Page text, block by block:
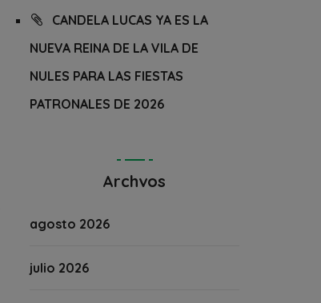
CANDELA LUCAS YA ES LA
NUEVA REINA DE LA VILA DE
NULES PARA LAS FIESTAS
PATRONALES DE 2026
Archvos
agosto 2026
julio 2026